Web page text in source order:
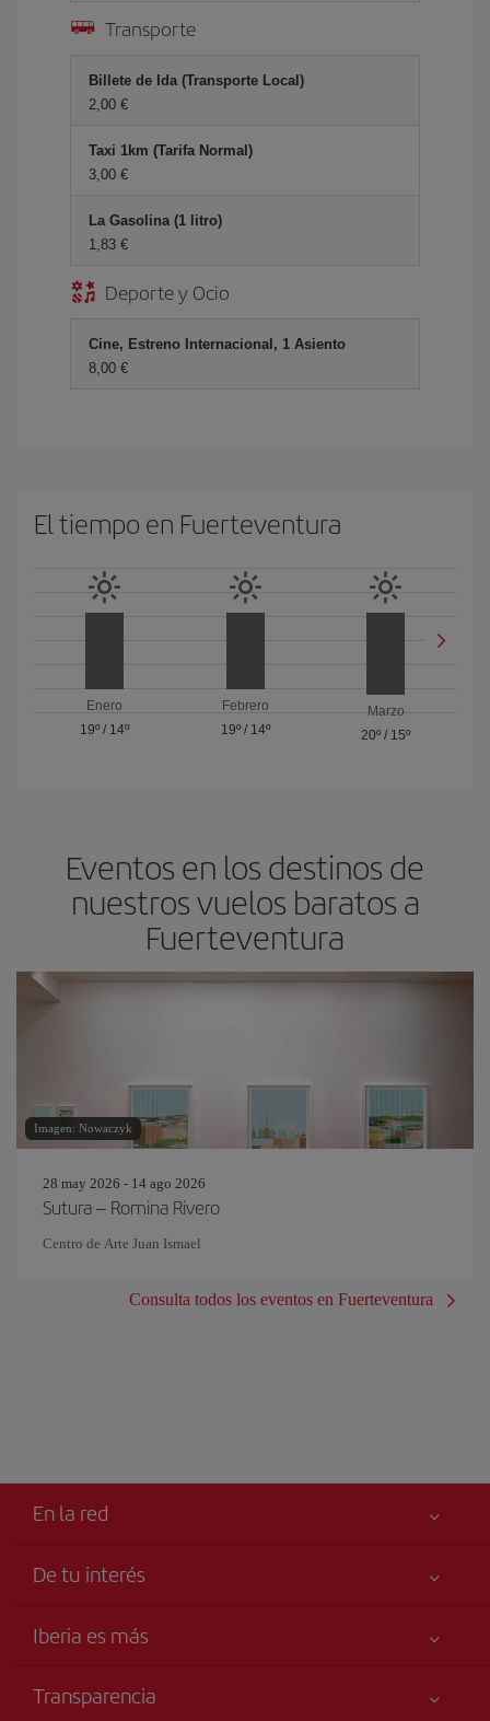
Transporte
Billete de Ida (Transporte Local)
2,00 €
Taxi 1km (Tarifa Normal)
3,00 €
La Gasolina (1 litro)
1,83 €
Deporte y Ocio
Cine, Estreno Internacional, 1 Asiento
8,00 €
El tiempo en Fuerteventura
Enero
19º/ 14º
Febrero
19º/ 14º
Marzo
20º / 15º
Eventos en los destinos de
nuestros vuelos baratos a
Fuerteventura
Imagen: Nowaczyk
28 may 2026 - 14 ago 2026
Sutura – Romina Rivero
Centro de Arte Juan Ismael
Consulta todos los eventos en Fuerteventura
En la red
De tu interés
Accesibilidad
Iberia es más
Grupo Iberia
Transparencia